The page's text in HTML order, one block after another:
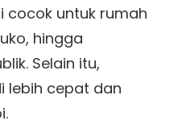
cocok untuk rumah
hingga
Selain itu,
lebih cepat dan